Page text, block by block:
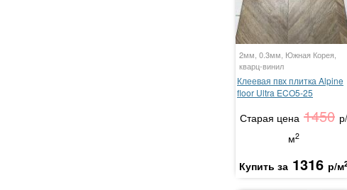
2мм, 0.3мм, Южная Корея,
кварц-винил
Клеевая пвх плитка Alpine
floor Ultra ECO5-25
Старая цена 1450 р/
м2
Купить за 1316 р/м